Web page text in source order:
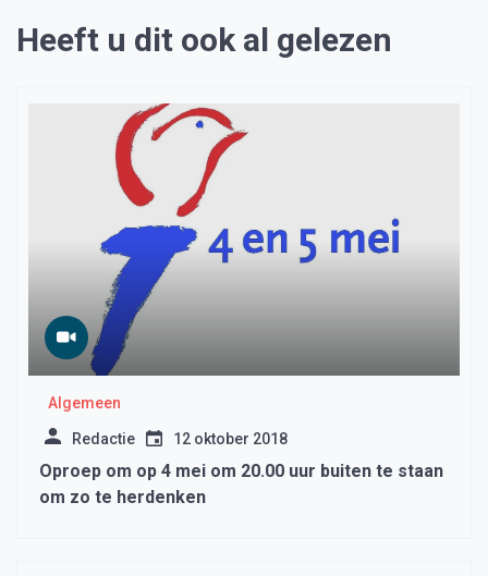
Heeft u dit ook al gelezen
Algemeen
Redactie 12 oktober 2018
Oproep om op 4 mei om 20.00 uur buiten te staan
om zo te herdenken